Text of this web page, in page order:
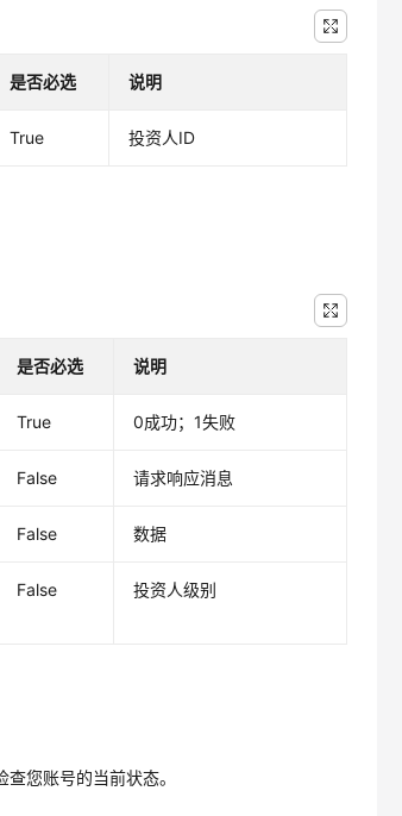
是否必选 说明
True 投资人ID
是否必选 说明
True 0成功；1失败
False 请求响应消息
False 数据
False 投资人级别
您账号的当前状态。